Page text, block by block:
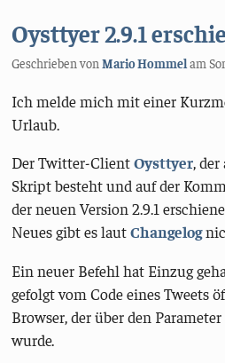
Oysttyer 2.9.1
Geschrieben vonMario Hommelam
Ich melde mich mit einer
Urlaub.
Der Twitter-ClientOysttyer,
Skript besteht und auf der
der neuen Version 2.9.1
Neues gibt es lautChangelog
Ein neuer Befehl hat Einzug
gefolgt vom Code eines Tweets
Browser, der über den
wurde.